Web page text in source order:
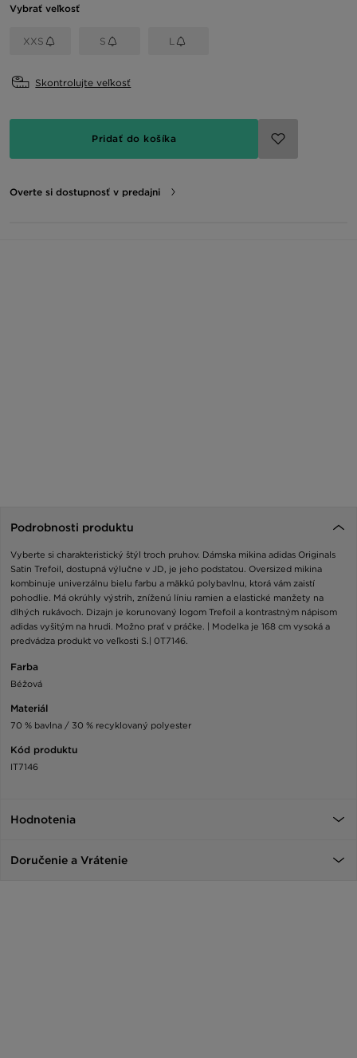
Vybrať veľkosť
XXS S L
Skontrolujte veľkosť
Pridať do košíka
Overte si dostupnosť v predajni
Podrobnosti produktu
Vyberte si charakteristický štýl troch pruhov. Dámska mikina adidas Originals
Satin Trefoil, dostupná výlučne v JD, je jeho podstatou. Oversized mikina
kombinuje univerzálnu bielu farbu a mäkkú polybavlnu, ktorá vám zaistí
pohodlie. Má okrúhly výstrih, zníženú líniu ramien a elastické manžety na
dlhých rukávoch. Dizajn je korunovaný logom Trefoil a kontrastným nápisom
adidas vyšitým na hrudi. Možno prať v práčke. | Modelka je 168 cm vysoká a
predvádza produkt vo veľkosti S.| 0T7146.
Farba
Béžová
Materiál
70 % bavlna / 30 % recyklovaný polyester
Kód produktu
IT7146
Hodnotenia
Doručenie a Vrátenie